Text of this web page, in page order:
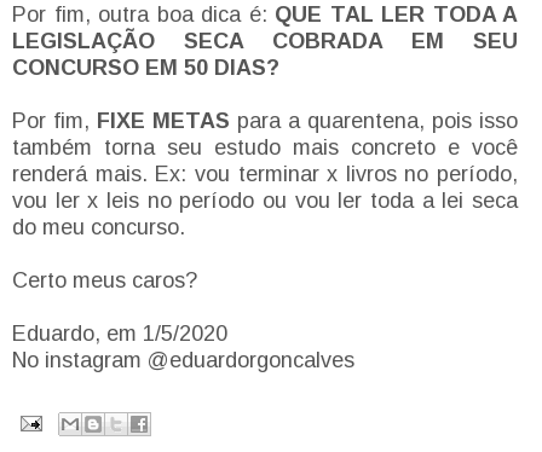
Por fim, outra boa dica é: QUE TAL LER TODA A
LEGISLAÇÃO SECA COBRADA EM SEU
CONCURSO EM 50 DIAS?
Por fim, FIXE METAS para a quarentena, pois isso
também torna seu estudo mais concreto e você
renderá mais. Ex: vou terminar x livros no período,
vou ler x leis no período ou vou ler toda a lei seca
do meu concurso.
Certo meus caros?
Eduardo, em 1/5/2020
No instagram @eduardorgoncalves